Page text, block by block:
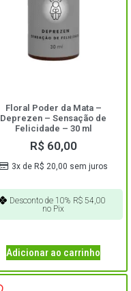
Floral Poder da Mata –
Deprezen – Sensação de
Felicidade – 30 ml
R$60,00
3x de R$ 20,00 sem juros
Desconto de 10% R$54,00
no Pix
Adicionar ao carrinho